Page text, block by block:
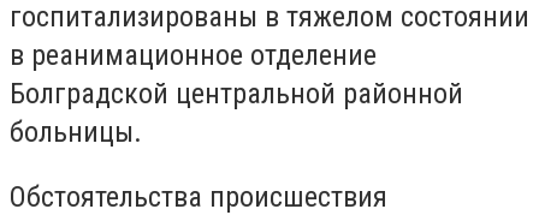
госпитализированы в тяжелом состоянии
в реанимационное отделение
Болградской центральной районной
больницы.
Обстоятельства происшествия